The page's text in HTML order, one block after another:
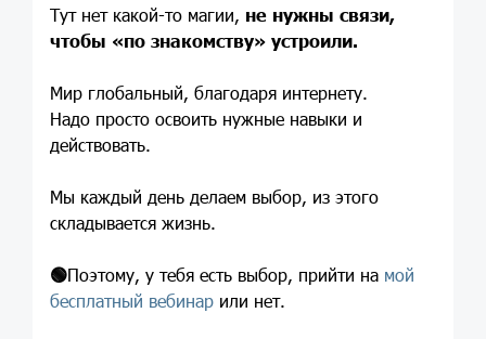
Тут нет какой-то магии, не нужны связи,
чтобы «по знакомству» устроили.
Мир глобальный, благодаря интернету.
Надо просто освоить нужные навыки и
действовать.
Мы каждый день делаем выбор, из этого
складывается жизнь.
🟢Поэтому, у тебя есть выбор, прийти на мой
бесплатный вебинар или нет.